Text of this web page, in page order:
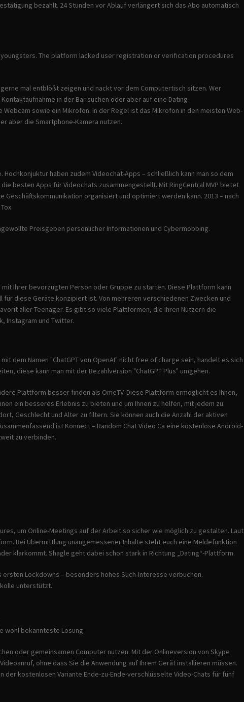
bezahlt. 24 Stunden vor Ablauf verlängert sich das Abo automatisch
The platform lacked user registration or verification procedures
mal entblößt zeigen und nackt vor dem Computertisch sitzen. Wer
in der Bar suchen oder aber auf eine Dating-
sowie ein Mikrofon. In der Regel ist das Mikrofon in den meisten Web-
aber die Smartphone-Kamera nutzen.
haben zudem Videochat-Apps – schließlich kann man so dem
besten Apps für Videochats zusammengestellt. Mit RingCentral MVP bietet
organisiert und optimiert werden kann. 2013 – nach
Preisgeben persönlicher Informationen und Cybermobbing.
Ihrer bevorzugten Person oder Gruppe zu starten. Diese Plattform kann
diese Geräte konzipiert ist. Von mehreren verschiedenen Zwecken und
aller Teenager. Es gibt so viele Plattformen, die ihren Nutzern die
Instagram und Twitter.
dem Namen "ChatGPT von OpenAI" nicht free of charge sein, handelt es sich
diese kann man mit der Bezahlversion "ChatGPT Plus" umgehen.
Plattform besser finden als OmeTV. Diese Plattform ermöglicht es Ihnen,
ein besseres Erlebnis zu bieten und um Ihnen zu helfen, mit jedem zu
Geschlecht und Alter zu filtern. Sie können auch die Anzahl der aktiven
ist Konnect – Random Chat Video Ca eine kostenlose Android-
zu verbinden.
um Online-Meetings auf der Arbeit so sicher wie möglich zu gestalten. Laut
Bei Übermittlung unangemessener Inhalte steht euch eine Meldefunktion
klarkommt. Shagle geht dabei schon stark in Richtung „Dating“-Plattform.
Lockdowns – besonders hohes Such-Interesse verbuchen.
unterstützt.
wohl bekannteste Lösung.
oder gemeinsamen Computer nutzen. Mit der Onlineversion von Skype
ohne dass Sie die Anwendung auf Ihrem Gerät installieren müssen.
kostenlosen Variante Ende-zu-Ende-verschlüsselte Video-Chats für fünf